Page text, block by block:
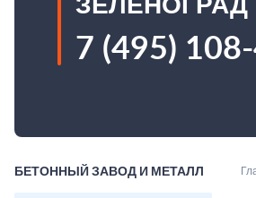
ЗЕЛЕНОГРАД
7 (495)
БЕТОННЫЙ ЗАВОД И МЕТАЛЛ